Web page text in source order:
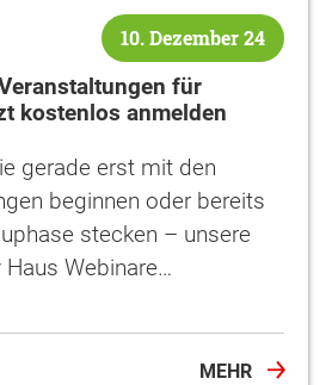
10. Dezember 24
für
kostenlos anmelden
gerade erst mit den
beginnen oder bereits
stecken – unsere
Webinare…
MEHR